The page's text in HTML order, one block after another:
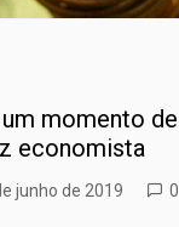
momento de
economista
junho de 2019 0